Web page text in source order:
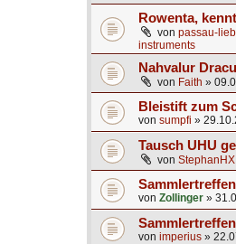
Rowenta,
von passau-
instruments
Nahvalur
von Faith »
Bleistift zum
von sumpfi »
Tausch UHU
von StephanHX
von Zollinger »
von imperius »